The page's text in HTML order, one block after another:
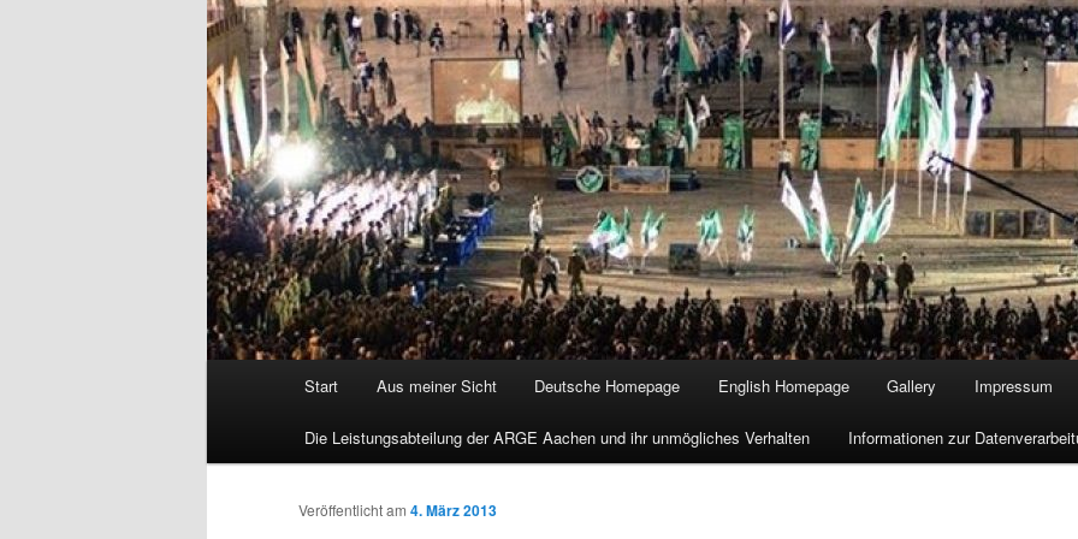
Start Aus meiner Sicht Deutsche Homepage English Homepage Gallery Impressum
Die Leistungsabteilung der ARGE Aachen und ihr unmögliches Verhalten Informationen zur
Veröffentlicht am 4. März 2013